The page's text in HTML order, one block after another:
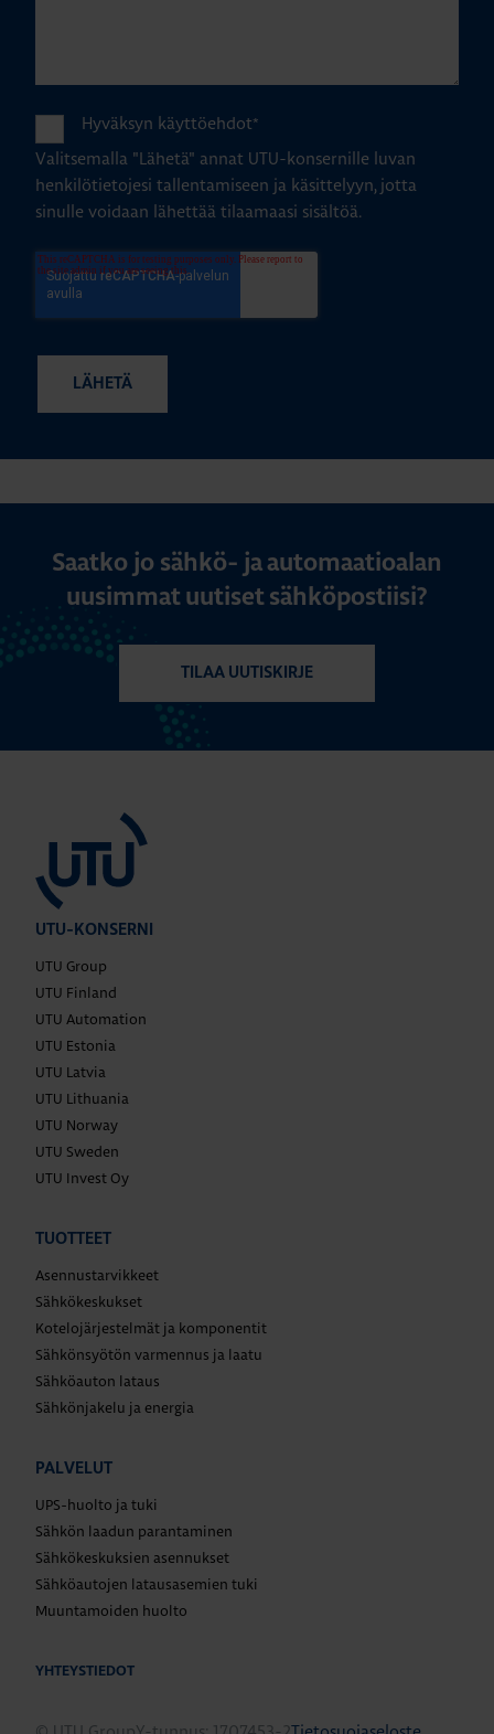
Hyväksyn käyttöehdot*
Valitsemalla "Lähetä" annat UTU-konsernille luvan
henkilötietojesi tallentamiseen ja käsittelyyn, jotta
sinulle voidaan lähettää tilaamaasi sisältöä.
Saatko jo sähkö- ja automaatioalan
uusimmat uutiset sähköpostiisi?
TILAA UUTISKIRJE
UTU-KONSERNI
UTU Group
UTU Finland
UTU Automation
UTU Estonia
UTU Latvia
UTU Lithuania
UTU Norway
UTU Sweden
UTU Invest Oy
TUOTTEET
Asennustarvikkeet
Sähkökeskukset
Kotelojärjestelmät ja komponentit
Sähkönsyötön varmennus ja laatu
Sähköauton lataus
Sähkönjakelu ja energia
PALVELUT
UPS-huolto ja tuki
Sähkön laadun parantaminen
Sähkökeskuksien asennukset
Sähköautojen latausasemien tuki
Muuntamoiden huolto
YHTEYSTIEDOT